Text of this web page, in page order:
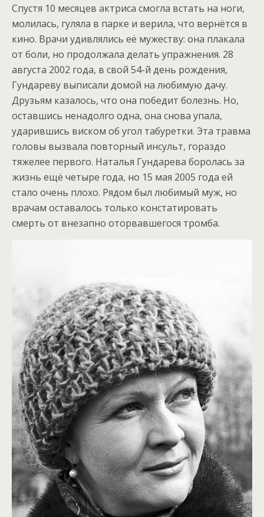
Спустя 10 месяцев актриса смогла встать на ноги,
молилась, гуляла в парке и верила, что вернётся в
кино. Врачи удивлялись её мужеству: она плакала
от боли, но продолжала делать упражнения. 28
августа 2002 года, в свой 54-й день рождения,
Гундареву выписали домой на любимую дачу.
Друзьям казалось, что она победит болезнь. Но,
оставшись ненадолго одна, она снова упала,
ударившись виском об угол табуретки. Эта травма
головы вызвала повторный инсульт, гораздо
тяжелее первого. Наталья Гундарева боролась за
жизнь ещё четыре года, но 15 мая 2005 года ей
стало очень плохо. Рядом был любимый муж, но
врачам оставалось только констатировать
смерть от внезапно оторвавшегося тромба.